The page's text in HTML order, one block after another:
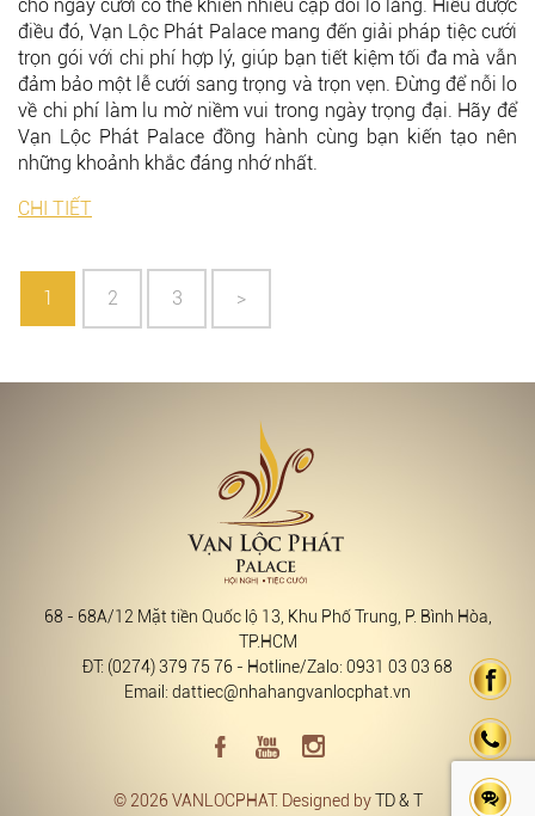
cho ngày cưới có thể khiến nhiều cặp đôi lo lắng. Hiểu được
điều đó, Vạn Lộc Phát Palace mang đến giải pháp tiệc cưới
trọn gói với chi phí hợp lý, giúp bạn tiết kiệm tối đa mà vẫn
đảm bảo một lễ cưới sang trọng và trọn vẹn. Đừng để nỗi lo
về chi phí làm lu mờ niềm vui trong ngày trọng đại. Hãy để
Vạn Lộc Phát Palace đồng hành cùng bạn kiến tạo nên
những khoảnh khắc đáng nhớ nhất.
CHI TIẾT
1 2 3 >
68 - 68A/12 Mặt tiền Quốc lộ 13, Khu Phố Trung, P. Bình Hòa,
TP.HCM
ĐT: (0274) 379 75 76 - Hotline/Zalo: 0931 03 03 68
Email: dattiec@nhahangvanlocphat.vn
© 2026 VANLOCPHAT. Designed byTD & T